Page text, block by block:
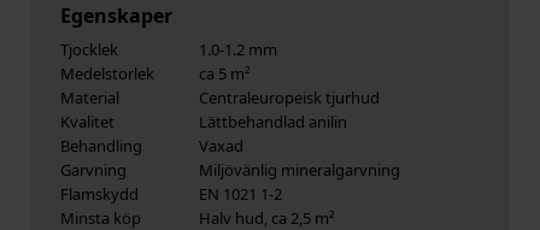
Egenskaper
Tjocklek
1.0-1.2 mm
Medelstorlek
ca 5 m²
Material
Centraleuropeisk tjurhud
Kvalitet
Lättbehandlad anilin
Behandling
Vaxad
Garvning
Miljövänlig mineralgarvning
Flamskydd
EN 1021 1-2
Minsta köp
Halv hud, ca 2,5 m²